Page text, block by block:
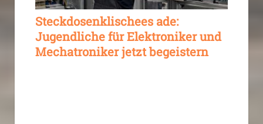
Steckdosenklischees ade:
Jugendliche für Elektroniker und
Mechatroniker jetzt begeistern